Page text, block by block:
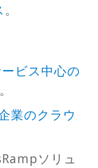
。
ビス中心の
業のクラウ
ソリュ